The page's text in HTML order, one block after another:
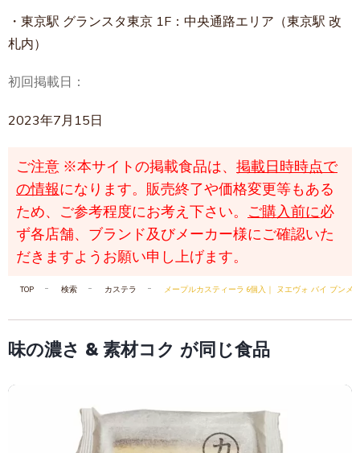
・東京駅 グランスタ東京 1F：中央通路エリア（東京駅 改
札内）
初回掲載日：
2023年7月15日
ご注意 ※本サイトの掲載食品は、 掲載日時時点で
の情報になります。販売終了や価格変更等もある
ため、ご参考程度にお考え下さい。 ご購入前に必
ず各店舗、ブランド及びメーカー様にご確認いた
だきますようお願い申し上げます。
TOP 検索 カステラ メープルカスティーラ 6個入｜ ヌエヴォ バイ ブンメ
味の濃さ & 素材コク が同じ食品